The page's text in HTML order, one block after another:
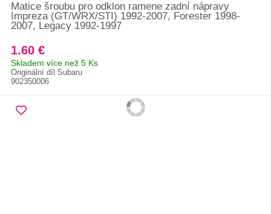
Matice šroubu pro odklon ramene zadní nápravy
Impreza (GT/WRX/STI) 1992-2007, Forester 1998-
2007, Legacy 1992-1997
1.60 €
Skladem více než 5 Ks
Originální díl Subaru
902350006